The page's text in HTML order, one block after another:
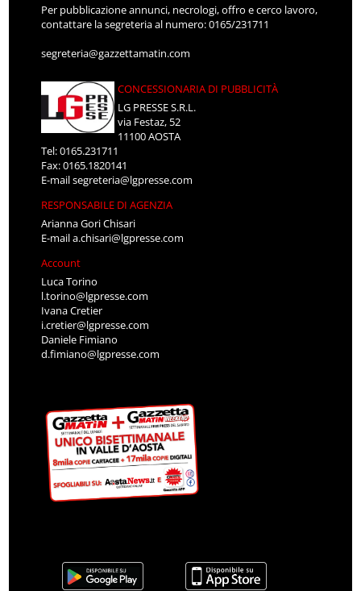
Per pubblicazione annunci, necrologi, offro e cerco lavoro,
contattare la segreteria al numero: 0165/231711
segreteria@gazzettamatin.com
CONCESSIONARIA DI PUBBLICITÀ
LG PRESSE S.R.L.
via Festaz, 52
11100 AOSTA
Tel: 0165.231711
Fax: 0165.1820141
E-mailsegreteria@lgpresse.com
RESPONSABILE DI AGENZIA
Arianna Gori Chisari
E-maila.chisari@lgpresse.com
Account
Luca Torino
l.torino@lgpresse.com
Ivana Cretier
i.cretier@lgpresse.com
Daniele Fimiano
d.fimiano@lgpresse.com